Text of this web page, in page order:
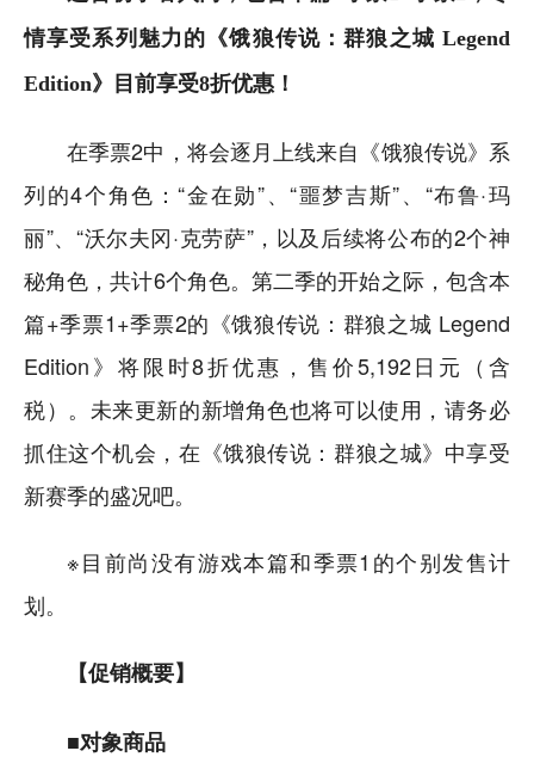
情享受系列魅力的《饿狼传说：群狼之城 Legend
Edition》目前享受8折优惠！
在季票2中，将会逐月上线来自《饿狼传说》系
列的4个角色：“金在勋”、“噩梦吉斯”、“布鲁·玛
丽”、“沃尔夫冈·克劳萨”，以及后续将公布的2个神
秘角色，共计6个角色。第二季的开始之际，包含本
篇+季票1+季票2的《饿狼传说：群狼之城 Legend
Edition》将限时8折优惠，售价5,192日元（含
税）。未来更新的新增角色也将可以使用，请务必
抓住这个机会，在《饿狼传说：群狼之城》中享受
新赛季的盛况吧。
※目前尚没有游戏本篇和季票1的个别发售计
划。
【促销概要】
■对象商品